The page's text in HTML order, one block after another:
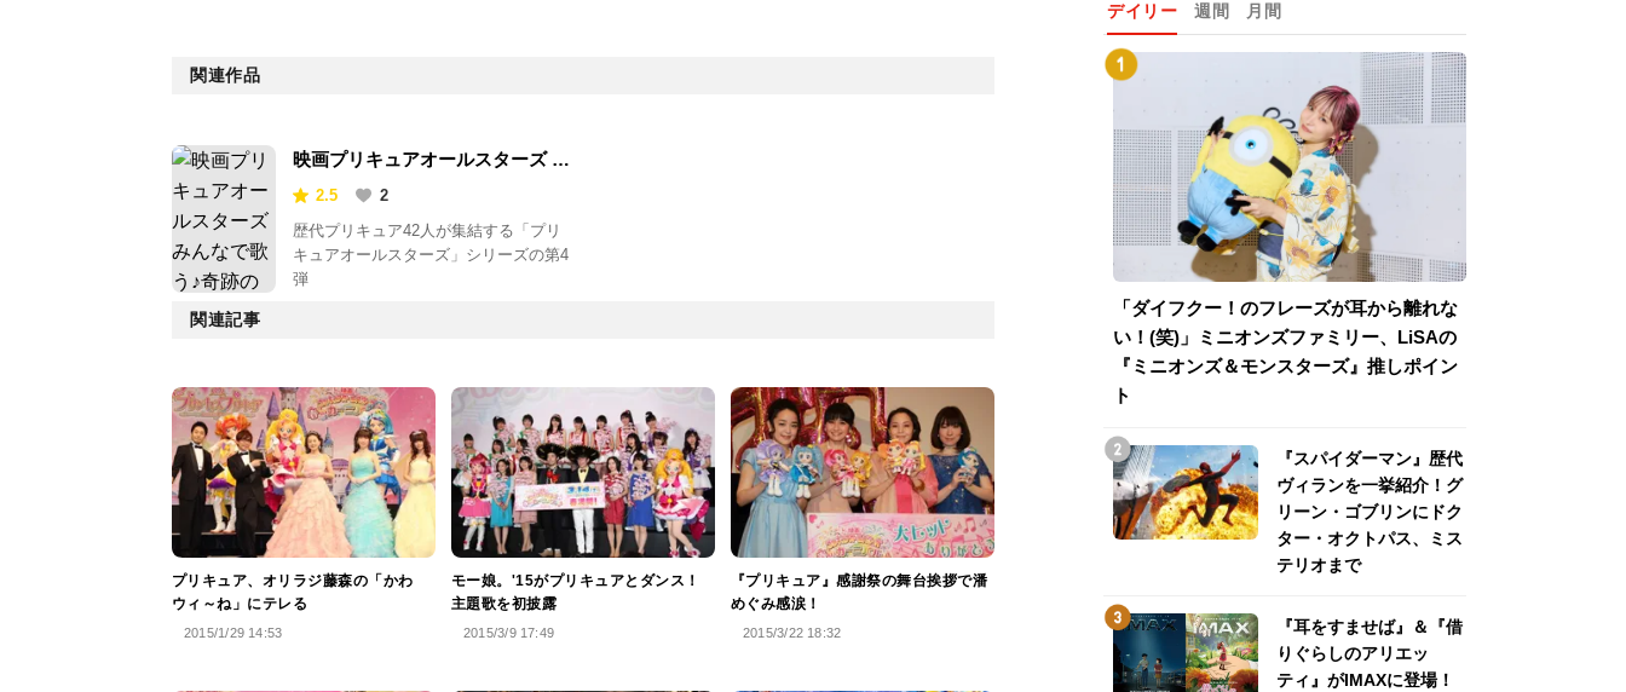
関連作品
映画プリキュアオールスターズ み
んなで歌う♪奇跡の魔法！
2.5
2
歴代プリキュア42人が集結する「プリ
キュアオールスターズ」シリーズの第4
弾
関連記事
プリキュア、オリラジ藤森の「かわ
ウィ～ね」にテレる
2015/1/29 14:53
モー娘。'15がプリキュアとダンス！
主題歌を初披露
2015/3/9 17:49
『プリキュア』感謝祭の舞台挨拶で潘
めぐみ感涙！
2015/3/22 18:32
デイリー 週間 月間
「ダイフクー！のフレーズが耳から離れな
い！(笑)」ミニオンズファミリー、LiSAの
『ミニオンズ＆モンスターズ』推しポイン
ト
『スパイダーマン』歴代
ヴィランを一挙紹介！グ
リーン・ゴブリンにドク
ター・オクトパス、ミス
テリオまで
『耳をすませば』＆『借
りぐらしのアリエッ
ティ』がIMAXに登場！